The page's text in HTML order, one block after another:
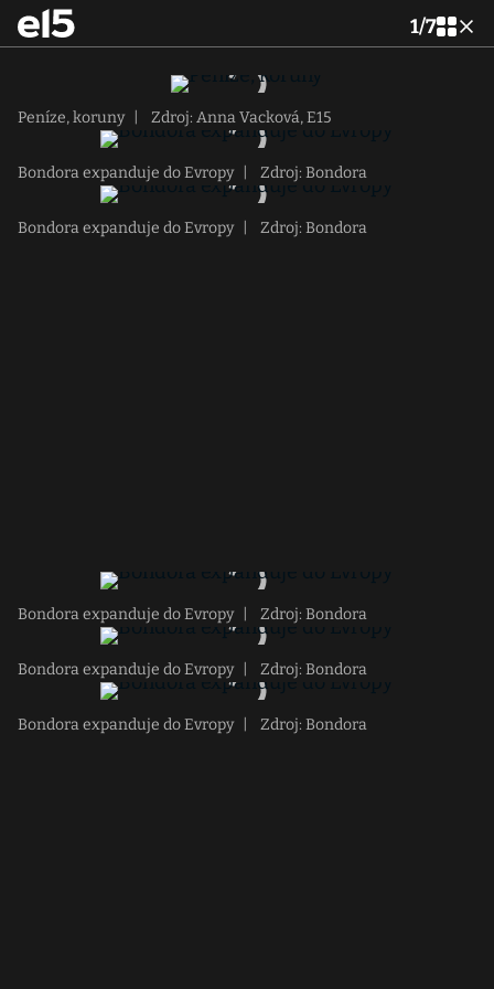
1/7
Peníze, koruny Zdroj: Anna Vacková, E15
Bondora expanduje do Evropy Zdroj: Bondora
Bondora expanduje do Evropy Zdroj: Bondora
Bondora expanduje do Evropy Zdroj: Bondora
Bondora expanduje do Evropy Zdroj: Bondora
Bondora expanduje do Evropy Zdroj: Bondora